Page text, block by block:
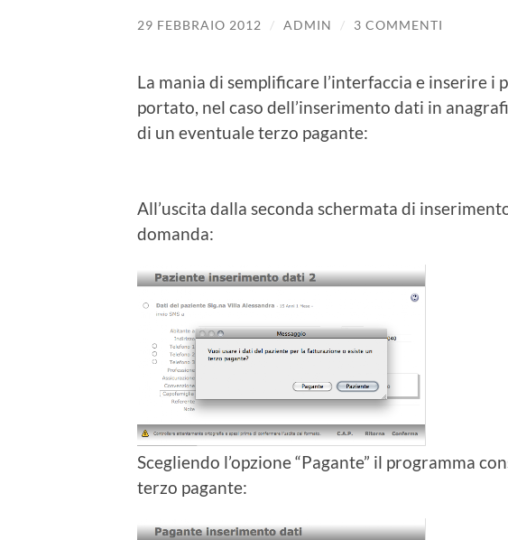
29 FEBBRAIO 2012 / ADMIN / 3 COMMENTI
La mania di semplificare l’interfaccia e inserire i
portato, nel caso dell’inserimento dati in
di un eventuale terzo pagante:
All’uscita dalla seconda schermata di
domanda:
Scegliendo l’opzione “Pagante” il programma
terzo pagante: